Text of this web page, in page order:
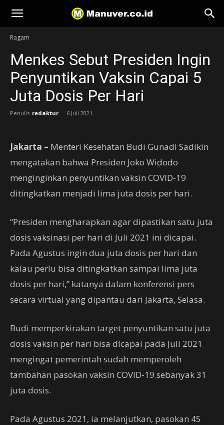
Manuver
Ragam
Menkes Sebut Presiden Ingin
Penyuntikan Vaksin Capai 5
Juta Dosis Per Hari
Penulis redaktur - 6 Juli 2021
Jakarta – Menteri Kesehatan Budi Gunadi Sadikin
mengatakan bahwa Presiden Joko Widodo
menginginkan penyuntikan vaksin COVID-19
ditingkatkan menjadi lima juta dosis per hari.
“Presiden mengharapkan agar dipastikan satu juta
dosis vaksinasi per hari di Juli 2021 ini dicapai.
Pada Agustus ingin dua juta dosis per hari dan
kalau perlu bisa ditingkatkan sampai lima juta
dosis per hari,” katanya dalam konferensi pers
secara virtual yang dipantau dari Jakarta, Selasa.
Budi memperkirakan target penyuntikan satu juta
dosis vaksin per hari bisa dicapai pada Juli 2021
mengingat pemerintah sudah memperoleh
tambahan pasokan vaksin COVID-19 sebanyak 31
juta dosis.
Pada Agustus 2021, ia melanjutkan, pasokan 45